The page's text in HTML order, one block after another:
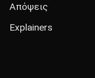
Απόψεις
Explainers